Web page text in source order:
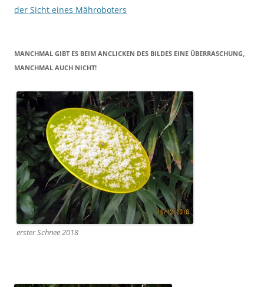
der Sicht eines Mähroboters
MANCHMAL GIBT ES BEIM ANCLICKEN DES BILDES EINE ÜBERRASCHUNG,
MANCHMAL AUCH NICHT!
erster Schnee 2018